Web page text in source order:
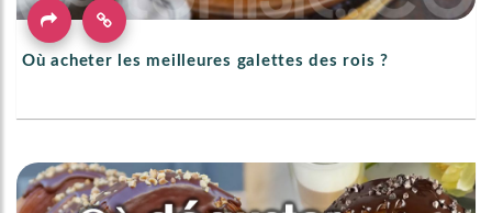
Où acheter les meilleures galettes des rois ?